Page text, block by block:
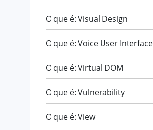
O que é: Visual Design
O que é: Voice User Interface
O que é: Virtual DOM
O que é: Vulnerability
O que é: View